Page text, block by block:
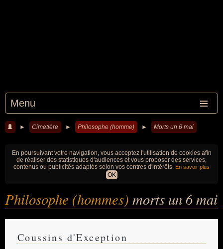
Menu
► Cimetière ► Philosophe (homme) ► Morts un 6 mai
En poursuivant votre navigation, vous acceptez l'utilisation de cookies afin
de réaliser des statistiques d'audiences et vous proposer des services,
contenus ou publicités adaptés selon vos centres d'intérêts. En savoir plus
OK
Philosophe (hommes) morts un 6 mai
Coussins d'Exception